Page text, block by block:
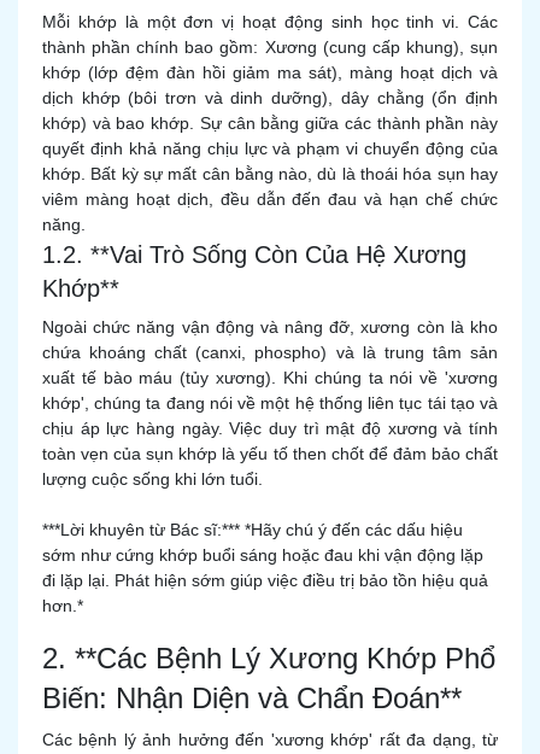
Mỗi khớp là một đơn vị hoạt động sinh học tinh vi. Các
thành phần chính bao gồm: Xương (cung cấp khung), sụn
khớp (lớp đệm đàn hồi giảm ma sát), màng hoạt dịch và
dịch khớp (bôi trơn và dinh dưỡng), dây chằng (ổn định
khớp) và bao khớp. Sự cân bằng giữa các thành phần này
quyết định khả năng chịu lực và phạm vi chuyển động của
khớp. Bất kỳ sự mất cân bằng nào, dù là thoái hóa sụn hay
viêm màng hoạt dịch, đều dẫn đến đau và hạn chế chức
năng.
1.2. **Vai Trò Sống Còn Của Hệ Xương
Khớp**
Ngoài chức năng vận động và nâng đỡ, xương còn là kho
chứa khoáng chất (canxi, phospho) và là trung tâm sản
xuất tế bào máu (tủy xương). Khi chúng ta nói về 'xương
khớp', chúng ta đang nói về một hệ thống liên tục tái tạo và
chịu áp lực hàng ngày. Việc duy trì mật độ xương và tính
toàn vẹn của sụn khớp là yếu tố then chốt để đảm bảo chất
lượng cuộc sống khi lớn tuổi.
***Lời khuyên từ Bác sĩ:*** *Hãy chú ý đến các dấu hiệu
sớm như cứng khớp buổi sáng hoặc đau khi vận động lặp
đi lặp lại. Phát hiện sớm giúp việc điều trị bảo tồn hiệu quả
hơn.*
2. **Các Bệnh Lý Xương Khớp Phổ
Biến: Nhận Diện và Chẩn Đoán**
Các bệnh lý ảnh hưởng đến 'xương khớp' rất đa dạng, từ